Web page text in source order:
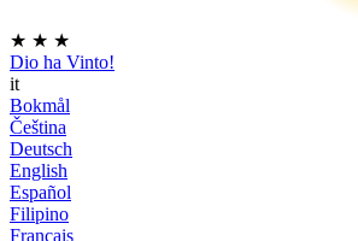
★ ★ ★
Dio ha Vinto!
it
Bokmål
Čeština
Deutsch
English
Español
Filipino
Français